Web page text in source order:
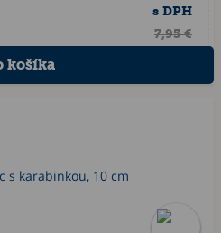
s DPH
7,95 €